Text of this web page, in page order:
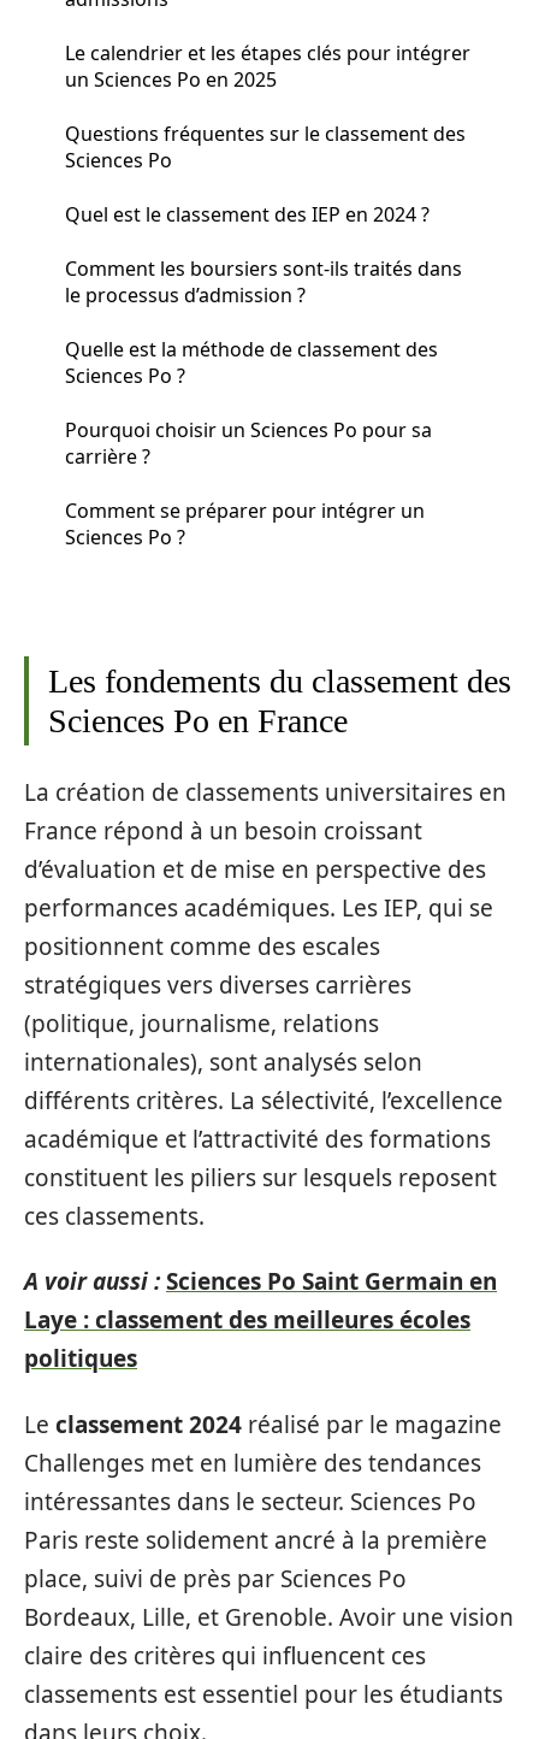
Le calendrier et les étapes clés pour intégrer
un Sciences Po en 2025
Questions fréquentes sur le classement des
Sciences Po
Quel est le classement des IEP en 2024 ?
Comment les boursiers sont-ils traités dans
le processus d’admission ?
Quelle est la méthode de classement des
Sciences Po ?
Pourquoi choisir un Sciences Po pour sa
carrière ?
Comment se préparer pour intégrer un
Sciences Po ?
Les fondements du classement des
Sciences Po en France
La création de classements universitaires en
France répond à un besoin croissant
d’évaluation et de mise en perspective des
performances académiques. Les IEP, qui se
positionnent comme des escales
stratégiques vers diverses carrières
(politique, journalisme, relations
internationales), sont analysés selon
différents critères. La sélectivité, l’excellence
académique et l’attractivité des formations
constituent les piliers sur lesquels reposent
ces classements.
A voir aussi :Sciences Po Saint Germain en
Laye : classement des meilleures écoles
politiques
Le classement 2024 réalisé par le magazine
Challenges met en lumière des tendances
intéressantes dans le secteur. Sciences Po
Paris reste solidement ancré à la première
place, suivi de près par Sciences Po
Bordeaux, Lille, et Grenoble. Avoir une vision
claire des critères qui influencent ces
classements est essentiel pour les étudiants
dans leurs choix.